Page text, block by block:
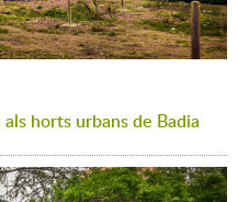
horts urbans de Badia